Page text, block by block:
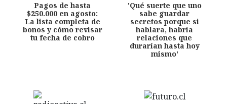
Pagos de hasta
$250.000 en agosto:
La lista completa de
bonos y cómo revisar
tu fecha de cobro
'Qué suerte que uno
sabe guardar
secretos porque si
hablara, habría
relaciones que
durarían hasta hoy
mismo'